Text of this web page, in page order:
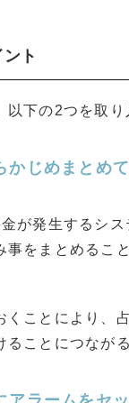
ト
以下の2つを取
かじめまとめて
が発生するシ
事をまとめるこ
くことにより、
ことにつなが